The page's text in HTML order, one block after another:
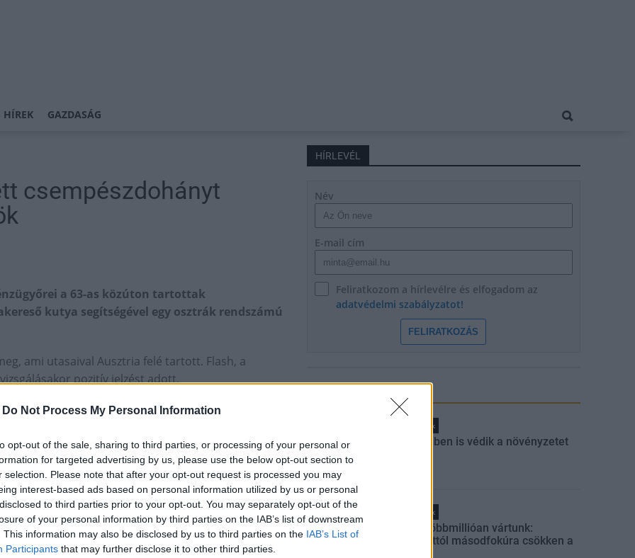
Do Not Process My Personal Information
opt-out of the sale, sharing to third parties, or processing of your personal or
for targeted advertising by us, please use the below opt-out section to
selection. Please note that after your opt-out request is processed you may
interest-based ads based on personal information utilized by us or personal
to third parties prior to your opt-out. You may separately opt-out of the
of your personal information by third parties on the IAB’s list of downstream
This information may also be disclosed by us to third parties on the IAB’s List of
Participants that may further disclose it to other third parties.
HÍREK GAZDASÁG
csempészdohányt
a 63-as közúton tartottak
kutya segítségével egy osztrák rendszámú
ami utasaival Ausztria felé tartott. Flash, a
pozitív jelzést adott.
valamint a motortérből összesen 220 doboz
két utas magáénak vallotta, ám
igazolni.
és mintegy 300 ezer forint jövedéki bírságot
HÍRLEVÉL
Név
E-mail cím
Feliratkozom a hírlevélre és elfogadom az
adatvédelmi szabályzatot!
FELIRATKOZÁS
Helyi hírek
A hőségben is védik a növényzetet
Helyi hírek
Amire többmillióan vártunk:
szombattól másodfokúra csökken a